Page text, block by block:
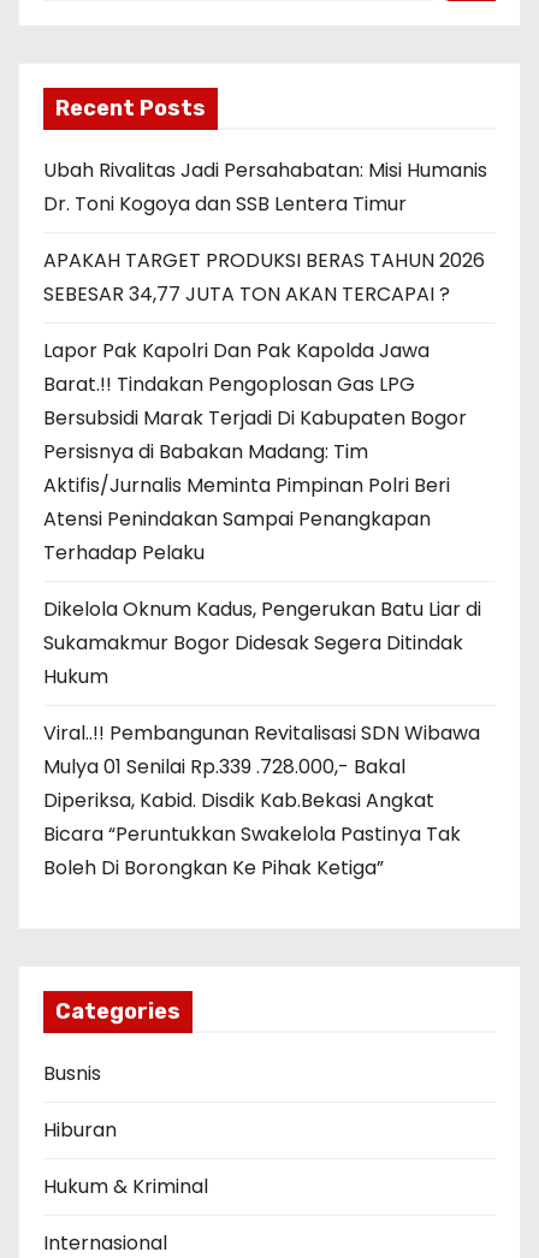
Recent Posts
Ubah Rivalitas Jadi Persahabatan: Misi Humanis
Dr. Toni Kogoya dan SSB Lentera Timur
APAKAH TARGET PRODUKSI BERAS TAHUN 2026
SEBESAR 34,77 JUTA TON AKAN TERCAPAI ?
Lapor Pak Kapolri Dan Pak Kapolda Jawa
Barat.!! Tindakan Pengoplosan Gas LPG
Bersubsidi Marak Terjadi Di Kabupaten Bogor
Persisnya di Babakan Madang: Tim
Aktifis/Jurnalis Meminta Pimpinan Polri Beri
Atensi Penindakan Sampai Penangkapan
Terhadap Pelaku
Dikelola Oknum Kadus, Pengerukan Batu Liar di
Sukamakmur Bogor Didesak Segera Ditindak
Hukum
Viral..!! Pembangunan Revitalisasi SDN Wibawa
Mulya 01 Senilai Rp.339 .728.000,- Bakal
Diperiksa, Kabid. Disdik Kab.Bekasi Angkat
Bicara “Peruntukkan Swakelola Pastinya Tak
Boleh Di Borongkan Ke Pihak Ketiga”
Categories
Busnis
Hiburan
Hukum & Kriminal
Internasional